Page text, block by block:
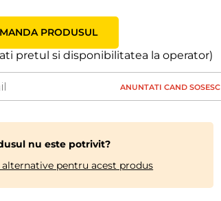
PRODUSUL
pretul si disponibilitatea la operator)
ANUNTATI CAND SOSESC
nu este potrivit?
alternative pentru acest produs